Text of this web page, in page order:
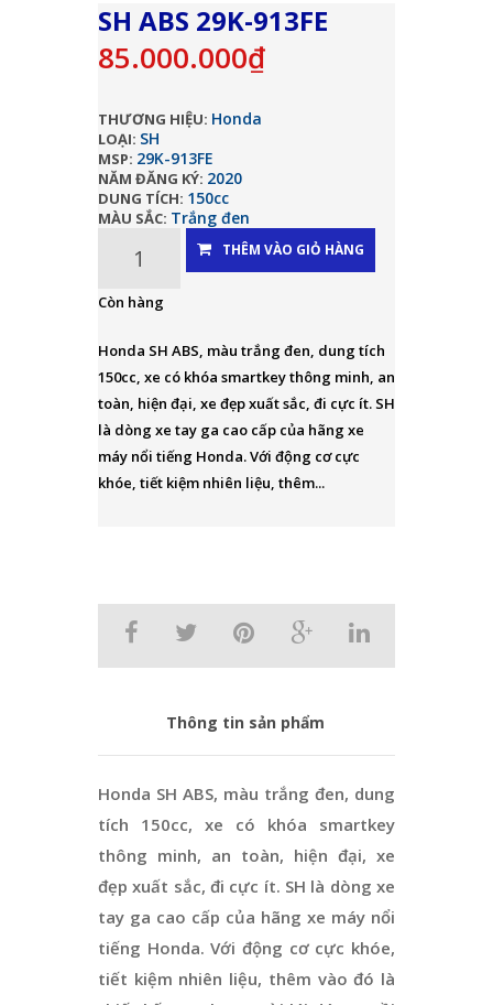
SH ABS 29K-913FE
85.000.000₫
THƯƠNG HIỆU: Honda
LOẠI: SH
MSP: 29K-913FE
NĂM ĐĂNG KÝ: 2020
DUNG TÍCH: 150cc
MÀU SẮC: Trắng đen
THÊM VÀO GIỎ HÀNG
Còn hàng
Honda SH ABS, màu trắng đen, dung tích
150cc, xe có khóa smartkey thông minh, an
toàn, hiện đại, xe đẹp xuất sắc, đi cực ít. SH
là dòng xe tay ga cao cấp của hãng xe
máy nổi tiếng Honda. Với động cơ cực
khóe, tiết kiệm nhiên liệu, thêm...
Thông tin sản phẩm
Honda SH ABS, màu trắng đen, dung
tích 150cc, xe có khóa smartkey
thông minh, an toàn, hiện đại, xe
đẹp xuất sắc, đi cực ít. SH là dòng xe
tay ga cao cấp của hãng xe máy nổi
tiếng Honda. Với động cơ cực khóe,
tiết kiệm nhiên liệu, thêm vào đó là